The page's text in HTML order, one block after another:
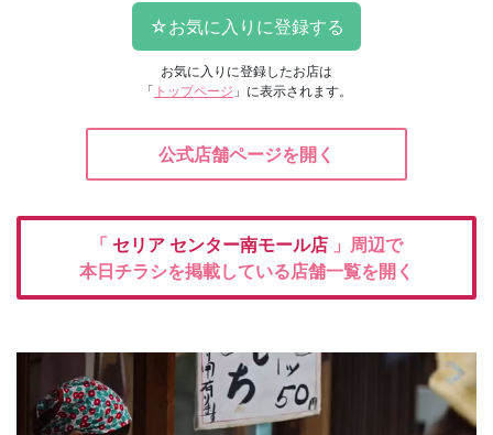
お気に入りに登録したお店は
「 トップページ 」に表示されます。
公式店舗ページを開く
「 セリア センター南モール店 」周辺で
本日チラシを掲載している店舗一覧を開く